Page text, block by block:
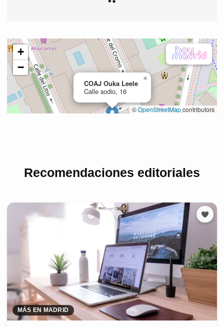
Recomendaciones editoriales
MÁS EN MADRID